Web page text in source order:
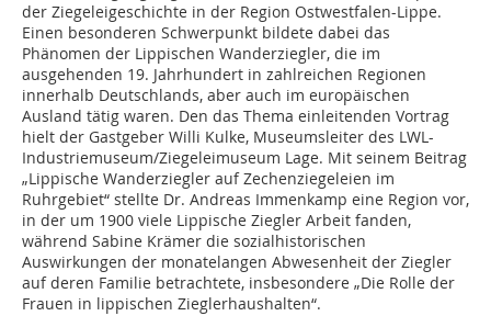
der Ziegeleigeschichte in der Region Ostwestfalen-Lippe.
Einen besonderen Schwerpunkt bildete dabei das
Phänomen der Lippischen Wanderziegler, die im
ausgehenden 19. Jahrhundert in zahlreichen Regionen
innerhalb Deutschlands, aber auch im europäischen
Ausland tätig waren. Den das Thema einleitenden Vortrag
hielt der Gastgeber Willi Kulke, Museumsleiter des LWL-
Industriemuseum/Ziegeleimuseum Lage. Mit seinem Beitrag
„Lippische Wanderziegler auf Zechenziegeleien im
Ruhrgebiet“ stellte Dr. Andreas Immenkamp eine Region vor,
in der um 1900 viele Lippische Ziegler Arbeit fanden,
während Sabine Krämer die sozialhistorischen
Auswirkungen der monatelangen Abwesenheit der Ziegler
auf deren Familie betrachtete, insbesondere „Die Rolle der
Frauen in lippischen Zieglerhaushalten“.